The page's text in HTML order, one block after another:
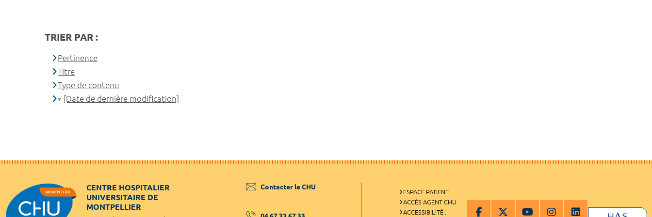
TRIER PAR :
Pertinence
Titre
Type de contenu
[Date de dernière modification]
CENTRE HOSPITALIER
UNIVERSITAIRE DE
MONTPELLIER
Contacter le CHU
ESPACE PATIENT
ACCÈS AGENT CHU
ACCESSIBILITÉ :